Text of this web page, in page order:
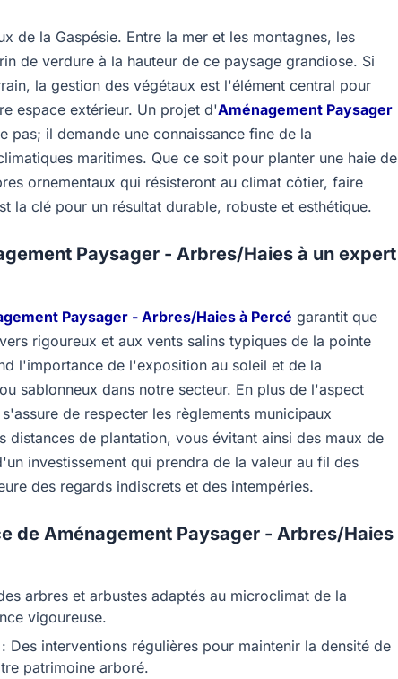
de la Gaspésie. Entre la mer et les montagnes, les
de verdure à la hauteur de ce paysage grandiose. Si
la gestion des végétaux est l'élément central pour
espace extérieur. Un projet d'Aménagement Paysager
pas; il demande une connaissance fine de la
maritimes. Que ce soit pour planter une haie de
ornementaux qui résisteront au climat côtier, faire
la clé pour un résultat durable, robuste et esthétique.
Paysager - Arbres/Haies à un expert
Paysager - Arbres/Haies à Percé garantit que
rigoureux et aux vents salins typiques de la pointe
l'importance de l'exposition au soleil et de la
sablonneux dans notre secteur. En plus de l'aspect
de respecter les règlements municipaux
distances de plantation, vous évitant ainsi des maux de
investissement qui prendra de la valeur au fil des
des regards indiscrets et des intempéries.
de Aménagement Paysager - Arbres/Haies
arbres et arbustes adaptés au microclimat de la
vigoureuse.
: Des interventions régulières pour maintenir la densité de
patrimoine arboré.